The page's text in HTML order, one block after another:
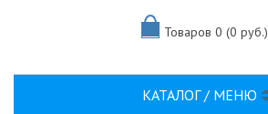
Товаров 0 (0 руб.)
КАТАЛОГ / МЕНЮ